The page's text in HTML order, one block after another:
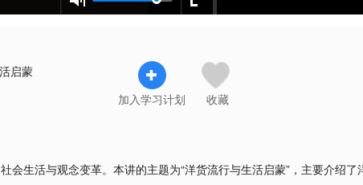
启蒙
加入学习计划 收藏
生活与观念变革。本讲的主题为“洋货流行与生活启蒙”，主要介绍了